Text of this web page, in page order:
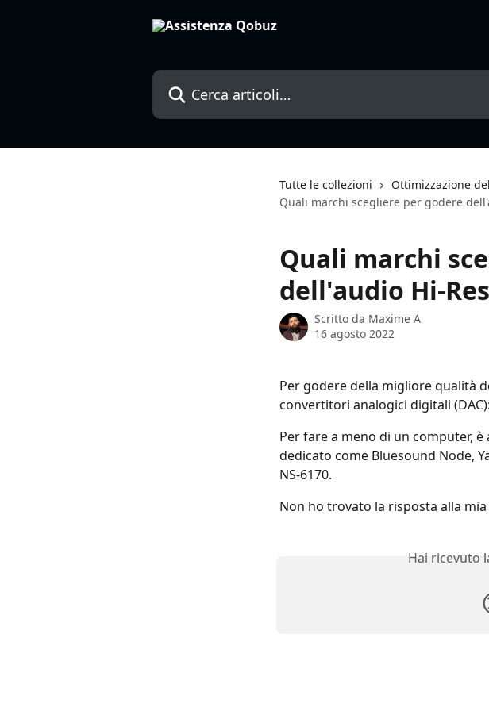
Cerca articoli…
Tutte le collezioni
Ottimizzazione
Quali marchi scegliere per godere
Quali marchi
dell'audio Hi-
Scritto da Maxime A
16 agosto 2022
Per godere della migliore qualità
convertitori analogici digitali
Per fare a meno di un computer,
dedicato come Bluesound Node,
NS-6170.
Non ho trovato la risposta alla
Hai ricevuto